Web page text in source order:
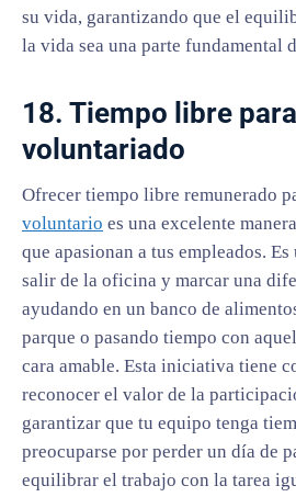
su vida, garantizando que el
la vida sea una parte fundamental
18. Tiempo libre
voluntariado
Ofrecer tiempo libre remunerado
voluntario es una excelente
que apasionan a tus empleados.
salir de la oficina y marcar una
ayudando en un banco de
parque o pasando tiempo con
cara amable. Esta iniciativa tiene
reconocer el valor de la
garantizar que tu equipo tenga
preocuparse por perder un día de
equilibrar el trabajo con la tarea